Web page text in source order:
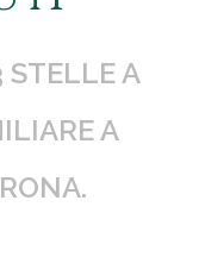
STELLE A
A